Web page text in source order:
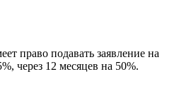
право подавать заявление на
через 12 месяцев на 50%.